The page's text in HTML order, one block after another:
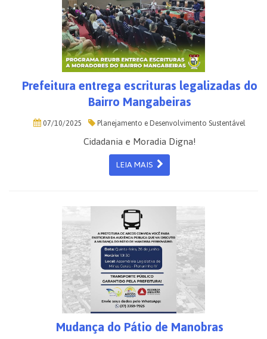
Prefeitura entrega escrituras legalizadas do
Bairro Mangabeiras
07/10/2025 Planejamento e Desenvolvimento Sustentável
Cidadania e Moradia Digna!
LEIA MAIS
Mudança do Pátio de Manobras